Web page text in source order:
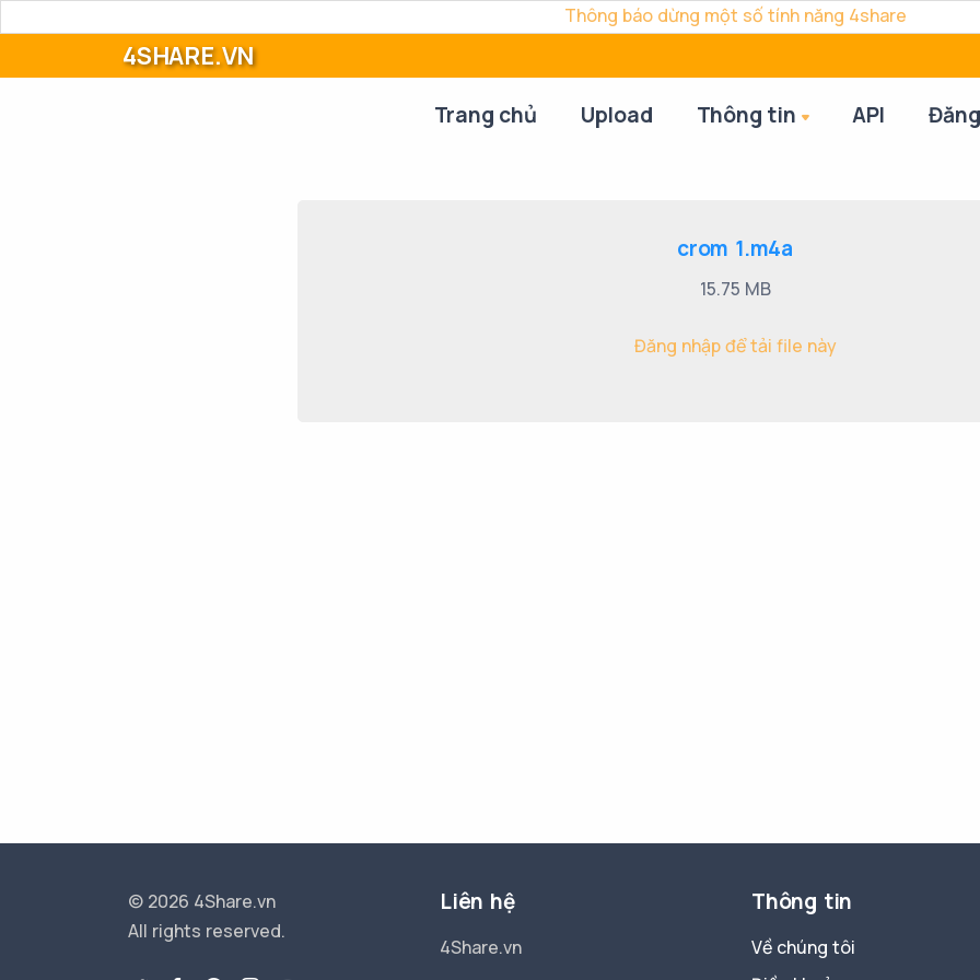
Thông báo dừng một số tính năng 4share
4SHARE.VN
Trang chủ Upload Thông tin API
crom 1.m4a
15.75 MB
Đăng nhập để tải file này
© 2026 4Share.vn
All rights reserved.
Liên hệ
4Share.vn
Thông tin
Về chúng tôi